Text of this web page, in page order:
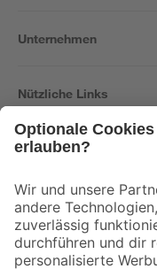
Unternehmen
Nützliche Links
Der toom Newsletter: Keine
Zur Newsletter